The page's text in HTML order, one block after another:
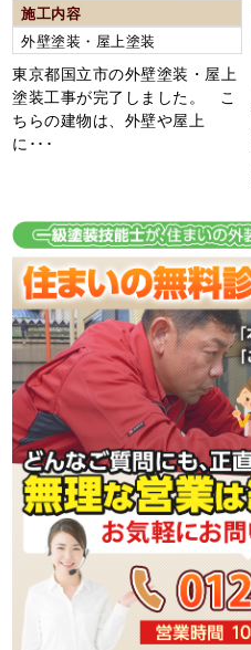
施工内容
外壁塗装・屋上塗装
東京都国立市の外壁塗装・屋上
塗装工事が完了しました。 こ
ちらの建物は、外壁や屋上
に･･･